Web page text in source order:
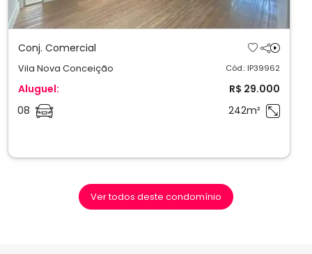
Conj. Comercial
Vila Nova Conceição Cód.: IP39962
Aluguel:
R$ 29.000
08
242m²
Ver todos deste condomínio